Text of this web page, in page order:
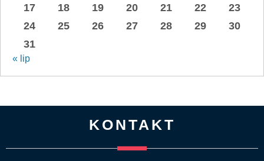
17
18 19 20 21 22
23
24
25 26 27 28 29
30
31
« lip
KONTAKT